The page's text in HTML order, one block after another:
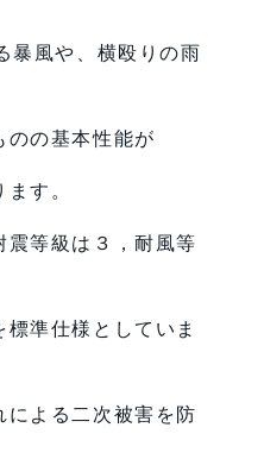
暴風や、横殴りの雨
のの基本性能が
す。
震等級は３，耐風等
準仕様としていま
による二次被害を防